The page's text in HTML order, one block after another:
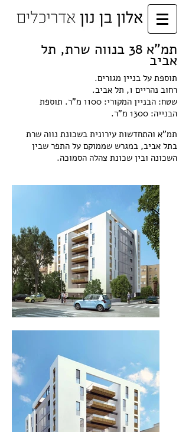
תמ"א 38 בנווה שרת, תל
אביב
תוספת על בניין מגורים.
רחוב נהריים 1, תל אביב.
שטח: הבניין המקורי: 1100 מ"ר. תוספת
הבנייה: 1300 מ"ר.
תמ"א והתחדשות עירונית בשכונת נווה שרת
בתל אביב, במגרש שממוקם על התפר שבין
השכונה ובין שכונת צהלה הסמוכה.